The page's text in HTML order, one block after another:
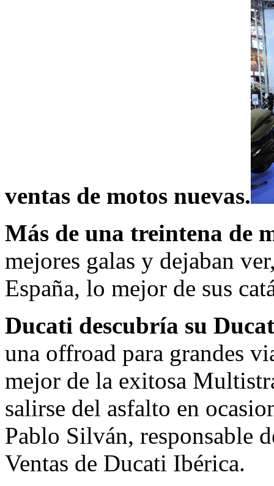
ventas de motos nuevas.
Más de una treintena de
mejores galas y dejaban
España, lo mejor de sus
Ducati descubría su
una offroad para grandes
mejor de la exitosa
salirse del asfalto en
Pablo Silván, responsable
Ventas de Ducati Ibérica.